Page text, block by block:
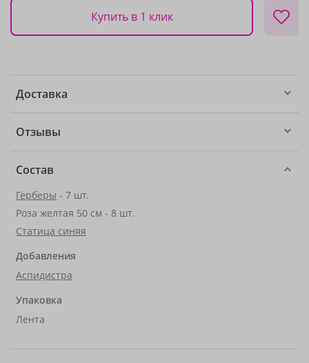
Купить в 1 клик
Доставка
Отзывы
Состав
Герберы - 7 шт.
Роза желтая 50 см - 8 шт.
Статица синяя
Добавления
Аспидистра
Упаковка
Лента